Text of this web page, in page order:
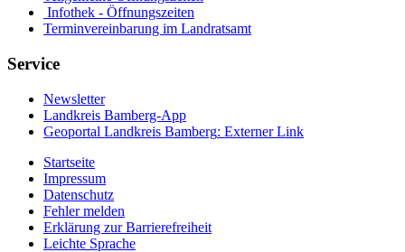
Infothek - Öffnungszeiten
Terminvereinbarung im Landratsamt
Service
Newsletter
Landkreis Bamberg-App
Geoportal Landkreis Bamberg: Externer Link
Startseite
Impressum
Datenschutz
Fehler melden
Erklärung zur Barrierefreiheit
Leichte Sprache